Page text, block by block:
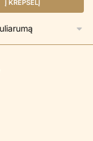
Į KREPŠELĮ